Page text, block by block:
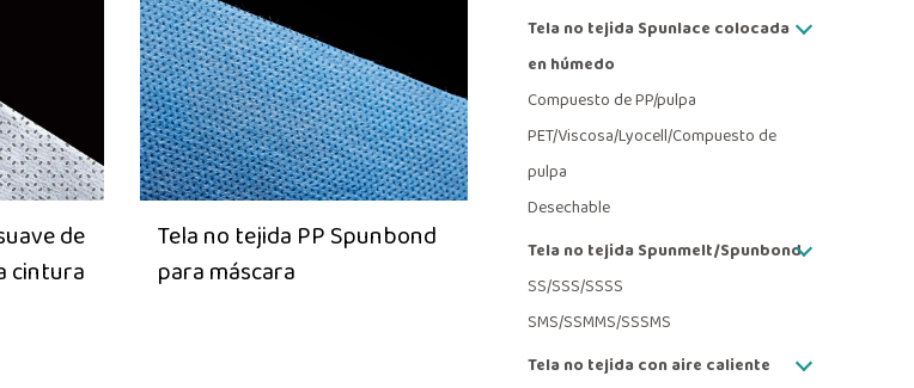
de
cintura
Tela no tejida PP Spunbond
para máscara
Tela no tejida Spunlace colocada
en húmedo
Compuesto de PP/pulpa
PET/Viscosa/Lyocell/Compuesto de
pulpa
Desechable
Tela no tejida Spunmelt/Spunbond
SS/SSS/SSSS
SMS/SSMMS/SSSMS
Tela no tejida con aire caliente